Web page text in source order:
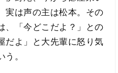
実は声の主は松本。その
、「今どこだよ？」との
だよ」と大先輩に怒り気
。